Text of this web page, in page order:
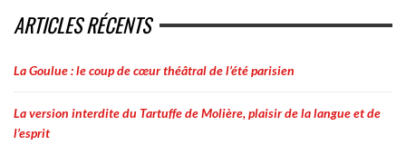
ARTICLES RÉCENTS
La Goulue : le coup de cœur théâtral de l’été parisien
La version interdite du Tartuffe de Molière, plaisir de la langue et de
l’esprit